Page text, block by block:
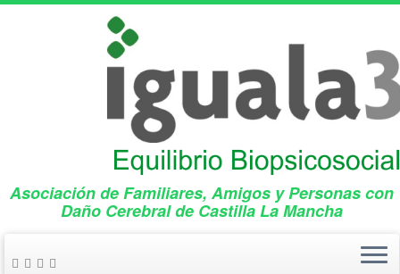
Asociación de Familiares, Amigos y Personas con
Daño Cerebral de Castilla La Mancha